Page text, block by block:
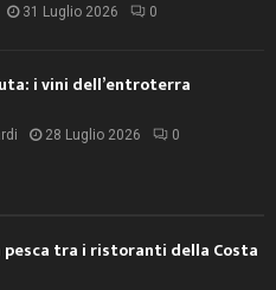
31 Luglio 2026 0
i vini dell’entroterra
28 Luglio 2026 0
pesca tra i ristoranti della Costa